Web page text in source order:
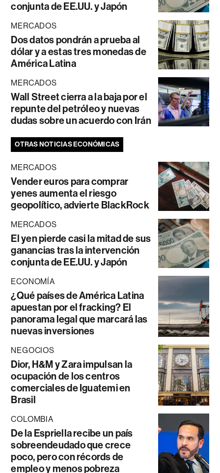
conjunta de EE.UU. y Japón
MERCADOS
Dos datos pondrán a prueba al
dólar y a estas tres monedas de
América Latina
MERCADOS
Wall Street cierra a la baja por el
repunte del petróleo y nuevas
dudas sobre un acuerdo con Irán
OTRAS NOTICIAS ECONÓMICAS
MERCADOS
Vender euros para comprar
yenes aumenta el riesgo
geopolítico, advierte BlackRock
MERCADOS
El yen pierde casi la mitad de sus
ganancias tras la intervención
conjunta de EE.UU. y Japón
ECONOMÍA
¿Qué países de América Latina
apuestan por el fracking? El
panorama legal que marcará las
nuevas inversiones
NEGOCIOS
Dior, H&M y Zara impulsan la
ocupación de los centros
comerciales de Iguatemi en
Brasil
COLOMBIA
De la Espriella recibe un país
sobreendeudado que crece
poco, pero con récords de
empleo y menos pobreza